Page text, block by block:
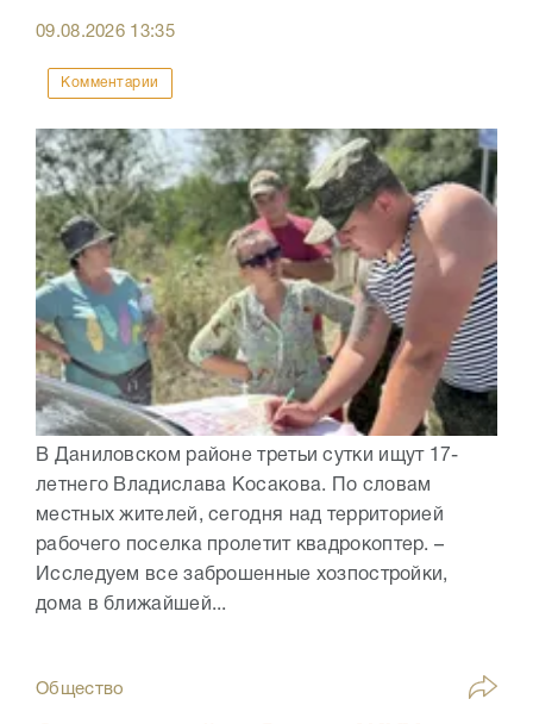
09.08.2026 13:35
Комментарии
В Даниловском районе третьи сутки ищут 17-
летнего Владислава Косакова. По словам
местных жителей, сегодня над территорией
рабочего поселка пролетит квадрокоптер. –
Исследуем все заброшенные хозпостройки,
дома в ближайшей...
Общество